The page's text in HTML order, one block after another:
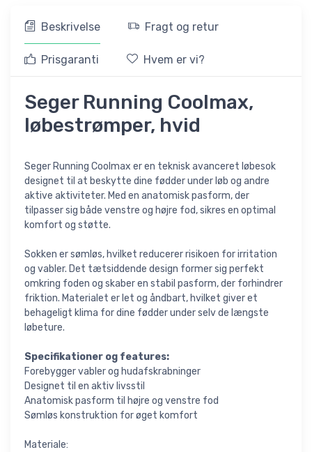
Beskrivelse Fragt og retur
Prisgaranti Hvem er vi?
Seger Running Coolmax,
løbestrømper, hvid
Seger Running Coolmax er en teknisk avanceret løbesok
designet til at beskytte dine fødder under løb og andre
aktive aktiviteter. Med en anatomisk pasform, der
tilpasser sig både venstre og højre fod, sikres en optimal
komfort og støtte.
Sokken er sømløs, hvilket reducerer risikoen for irritation
og vabler. Det tætsiddende design former sig perfekt
omkring foden og skaber en stabil pasform, der forhindrer
friktion. Materialet er let og åndbart, hvilket giver et
behageligt klima for dine fødder under selv de længste
løbeture.
Specifikationer og features:
Forebygger vabler og hudafskrabninger
Designet til en aktiv livsstil
Anatomisk pasform til højre og venstre fod
Sømløs konstruktion for øget komfort
Materiale: